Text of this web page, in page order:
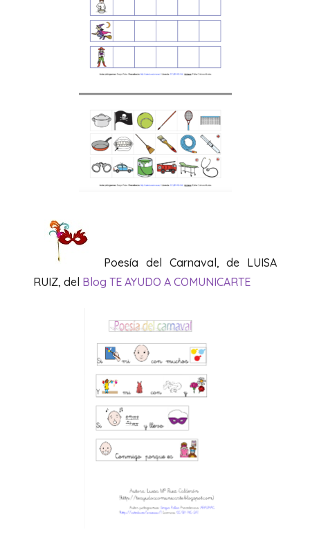
Poesía del Carnaval, de LUISA
RUIZ, del Blog TE AYUDO A COMUNICARTE